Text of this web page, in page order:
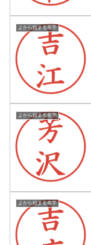
よから始まる名字
よから始まる名字
よから始まる名字